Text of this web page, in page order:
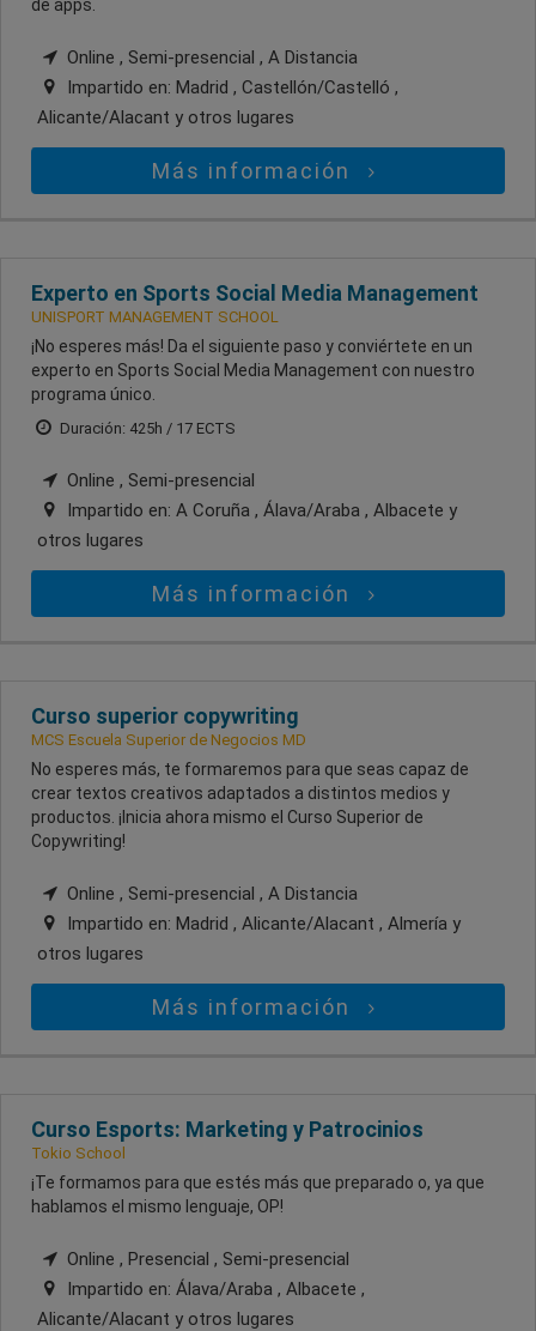
de apps.
Online , Semi-presencial , A Distancia
Impartido en: Madrid , Castellón/Castelló ,
Alicante/Alacant y otros lugares
Más información
Experto en Sports Social Media Management
UNISPORT MANAGEMENT SCHOOL
¡No esperes más! Da el siguiente paso y conviértete en un
experto en Sports Social Media Management con nuestro
programa único.
Duración: 425h / 17 ECTS
Online , Semi-presencial
Impartido en: A Coruña , Álava/Araba , Albacete y
otros lugares
Más información
Curso superior copywriting
MCS Escuela Superior de Negocios MD
No esperes más, te formaremos para que seas capaz de
crear textos creativos adaptados a distintos medios y
productos. ¡Inicia ahora mismo el Curso Superior de
Copywriting!
Online , Semi-presencial , A Distancia
Impartido en: Madrid , Alicante/Alacant , Almería y
otros lugares
Más información
Curso Esports: Marketing y Patrocinios
Tokio School
¡Te formamos para que estés más que preparado o, ya que
hablamos el mismo lenguaje, OP!
Online , Presencial , Semi-presencial
Impartido en: Álava/Araba , Albacete ,
Alicante/Alacant y otros lugares